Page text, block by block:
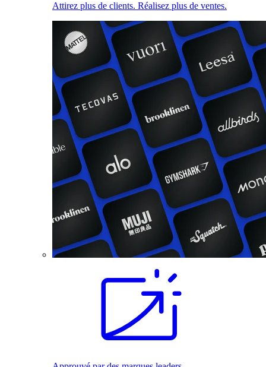
Attirez plus de clients. Réalisez plus de ventes.